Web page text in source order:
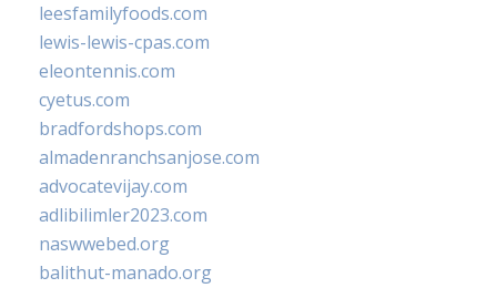
leesfamilyfoods.com
lewis-lewis-cpas.com
eleontennis.com
cyetus.com
bradfordshops.com
almadenranchsanjose.com
advocatevijay.com
adlibilimler2023.com
naswwebed.org
balithut-manado.org